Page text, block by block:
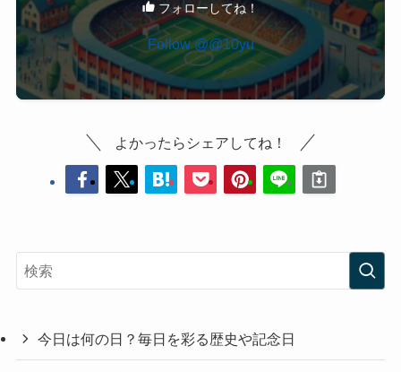
フォローしてね！
Follow @@10yu
よかったらシェアしてね！
今日は何の日？毎日を彩る歴史や記念日